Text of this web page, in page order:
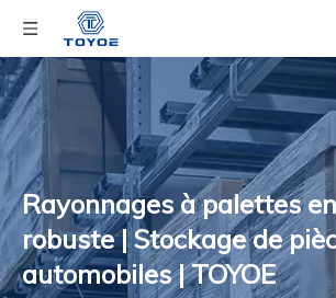
Rayonnages à palettes
robuste | Stockage de
automobiles | TOYOE